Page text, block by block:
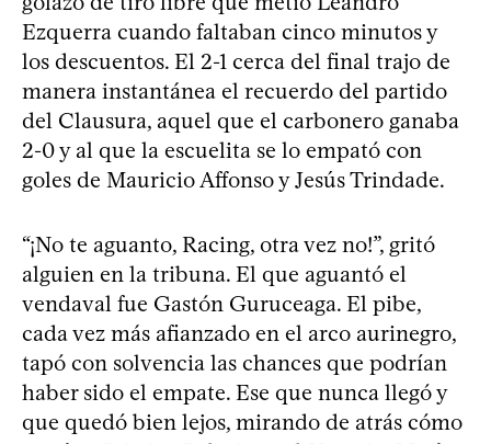
Ezquerra cuando faltaban cinco minutos y
los descuentos. El 2-1 cerca del final trajo de
manera instantánea el recuerdo del partido
del Clausura, aquel que el carbonero ganaba
2-0 y al que la escuelita se lo empató con
goles de Mauricio Affonso y Jesús Trindade.
“¡No te aguanto, Racing, otra vez no!”, gritó
alguien en la tribuna. El que aguantó el
vendaval fue Gastón Guruceaga. El pibe,
cada vez más afianzado en el arco aurinegro,
tapó con solvencia las chances que podrían
haber sido el empate. Ese que nunca llegó y
que quedó bien lejos, mirando de atrás cómo